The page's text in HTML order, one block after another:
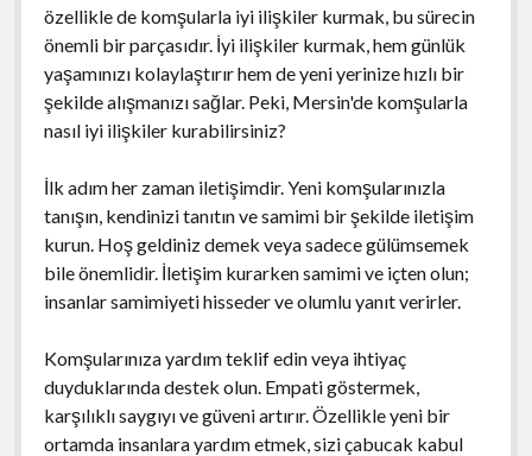
özellikle de komşularla iyi ilişkiler kurmak, bu sürecin
önemli bir parçasıdır. İyi ilişkiler kurmak, hem günlük
yaşamınızı kolaylaştırır hem de yeni yerinize hızlı bir
şekilde alışmanızı sağlar. Peki, Mersin'de komşularla
nasıl iyi ilişkiler kurabilirsiniz?
İlk adım her zaman iletişimdir. Yeni komşularınızla
tanışın, kendinizi tanıtın ve samimi bir şekilde iletişim
kurun. Hoş geldiniz demek veya sadece gülümsemek
bile önemlidir. İletişim kurarken samimi ve içten olun;
insanlar samimiyeti hisseder ve olumlu yanıt verirler.
Komşularınıza yardım teklif edin veya ihtiyaç
duyduklarında destek olun. Empati göstermek,
karşılıklı saygıyı ve güveni artırır. Özellikle yeni bir
ortamda insanlara yardım etmek, sizi çabucak kabul